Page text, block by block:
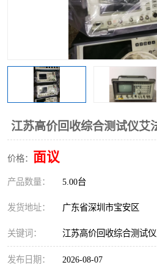
江苏高价回收综合测试仪艾
价格： 面议
产品数量： 5.00台
发货地址： 广东省深圳市宝安区
关键词： 江苏高价回收综合测试
发布日期： 2026-08-07